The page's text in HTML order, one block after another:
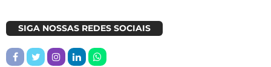
SIGA NOSSAS REDES SOCIAIS